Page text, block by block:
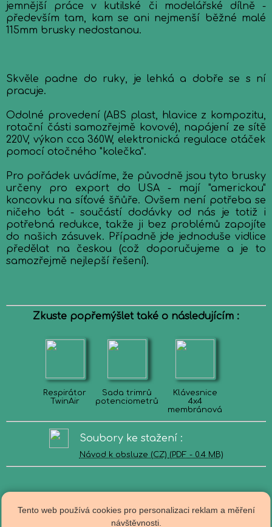
jemnější práce v kutilské či modelářské dílně -
především tam, kam se ani nejmenší běžné malé
115mm brusky nedostanou.
Skvěle padne do ruky, je lehká a dobře se s ní
pracuje.
Odolné provedení (ABS plast, hlavice z kompozitu,
rotační části samozřejmě kovové), napájení ze sítě
220V, výkon cca 360W, elektronická regulace otáček
pomocí otočného "kolečka".
Pro pořádek uvádíme, že původně jsou tyto brusky
určeny pro export do USA - mají "americkou"
koncovku na síťové šňůře. Ovšem není potřeba se
ničeho bát - součástí dodávky od nás je totiž i
potřebná redukce, takže ji bez problémů zapojíte
do našich zásuvek. Případně jde jednoduše vidlice
předělat na českou (což doporučujeme a je to
samozřejmě nejlepší řešení).
Zkuste popřemýšlet také o následujícím :
Respirátor
TwinAir
Sada trimrů
potenciometrů
Klávesnice
4x4
membránová
Soubory ke stažení :
Návod k obsluze (CZ) (PDF - 0.4 MB)
Tento web používá cookies pro personalizaci reklam a měření
návštěvnosti.